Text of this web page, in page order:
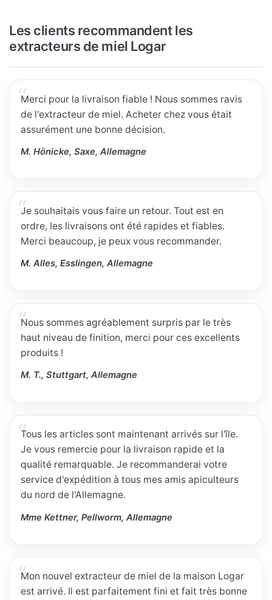
Les clients recommandent les
extracteurs de miel Logar
Merci pour la livraison fiable ! Nous sommes ravis
de l'extracteur de miel. Acheter chez vous était
assurément une bonne décision.
M. Hönicke, Saxe, Allemagne
Je souhaitais vous faire un retour. Tout est en
ordre, les livraisons ont été rapides et fiables.
Merci beaucoup, je peux vous recommander.
M. Alles, Esslingen, Allemagne
Nous sommes agréablement surpris par le très
haut niveau de finition, merci pour ces excellents
produits !
M. T., Stuttgart, Allemagne
Tous les articles sont maintenant arrivés sur l'île.
Je vous remercie pour la livraison rapide et la
qualité remarquable. Je recommanderai votre
service d'expédition à tous mes amis apiculteurs
du nord de l'Allemagne.
Mme Kettner, Pellworm, Allemagne
Mon nouvel extracteur de miel de la maison Logar
est arrivé. Il est parfaitement fini et fait très bonne